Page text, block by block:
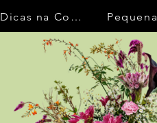
Minhas Dicas na Cozinha